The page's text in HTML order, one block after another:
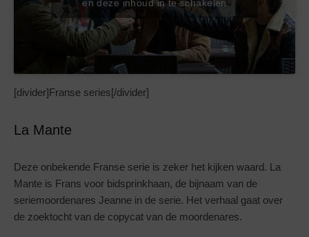
en deze inhoud in te schakelen
[divider]Franse series[/divider]
La Mante
Deze onbekende Franse serie is zeker het kijken waard. La
Mante is Frans voor bidsprinkhaan, de bijnaam van de
seriemoordenares Jeanne in de serie. Het verhaal gaat over
de zoektocht van de copycat van de moordenares.